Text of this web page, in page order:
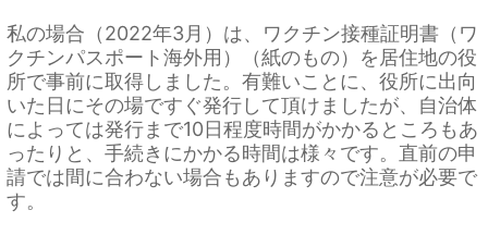
私の場合（2022年3月）は、ワクチン接種証明書（ワ
クチンパスポート海外用）（紙のもの）を居住地の役
所で事前に取得しました。有難いことに、役所に出向
いた日にその場ですぐ発行して頂けましたが、自治体
によっては発行まで10日程度時間がかかるところもあ
ったりと、手続きにかかる時間は様々です。直前の申
請では間に合わない場合もありますので注意が必要で
す。